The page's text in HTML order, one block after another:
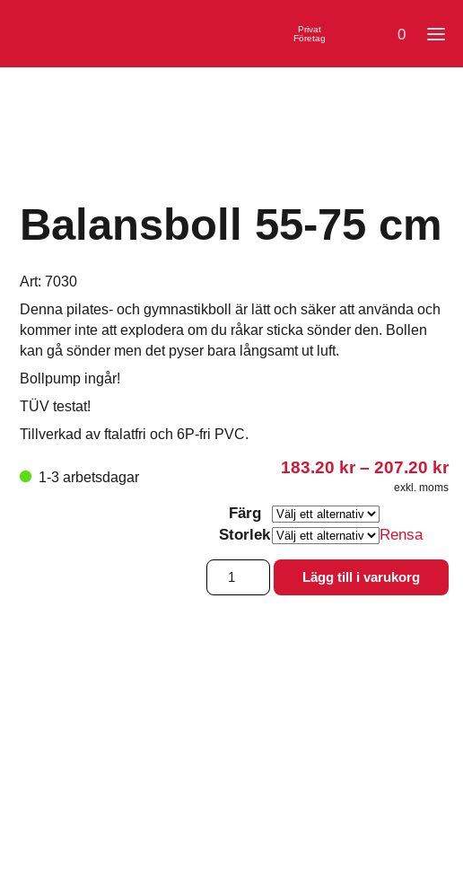
0
Privat
Företag
Balansboll 55-75 cm
Art: 7030
Denna pilates- och gymnastikboll är lätt och säker att använda och
kommer inte att explodera om du råkar sticka sönder den. Bollen
kan gå sönder men det pyser bara långsamt ut luft.
Bollpump ingår!
TÜV testat!
Tillverkad av ftalatfri och 6P-fri PVC.
1-3 arbetsdagar 183.20 kr – 207.20 kr
exkl. moms
Färg
Storlek
Rensa
Balansboll
75
Lägg till i varukorg